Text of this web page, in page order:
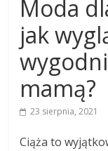
Moda
jak
mamą?
23 sierpnia, 2021
Ciąża to